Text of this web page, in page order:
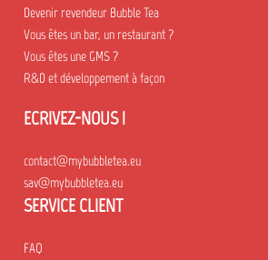
Devenir revendeur Bubble Tea
Vous êtes un bar, un restaurant ?
Vous êtes une GMS ?
R&D et développement à façon
ECRIVEZ-NOUS !
contact@mybubbletea.eu
sav@mybubbletea.eu
SERVICE CLIENT
FAQ